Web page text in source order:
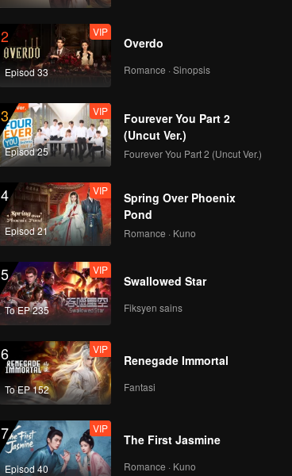
2
Episod 33
VIP
Overdo
Romance · Sinopsis
3
Episod 25
VIP
Fourever You Part 2
(Uncut Ver.)
Fourever You Part 2 (Uncut Ver.)
4
Episod 21
VIP
Spring Over Phoenix
Pond
Romance · Kuno
5
To EP 235
VIP
Swallowed Star
Fiksyen sains
6
To EP 152
VIP
Renegade Immortal
Fantasi
7
Episod 40
VIP
The First Jasmine
Romance · Kuno